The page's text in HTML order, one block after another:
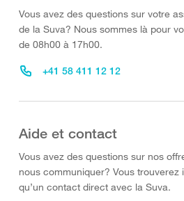
Vous avez des questions sur votre
de la Suva? Nous sommes là pour
de 08h00 à 17h00.
+41 58 411 12 12
Aide et contact
Vous avez des questions sur nos
nous communiquer? Vous trouverez
qu’un contact direct avec la Suva.